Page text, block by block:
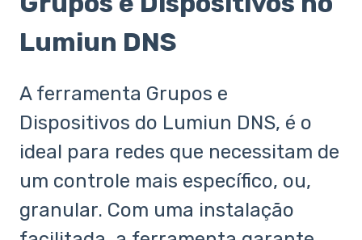
Lumiun DNS
A ferramenta Grupos e
Dispositivos do Lumiun DNS, é o
ideal para redes que necessitam de
um controle mais específico, ou,
granular. Com uma instalação